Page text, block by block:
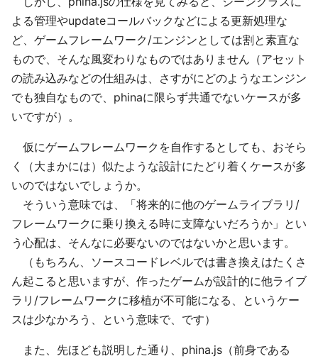
よる管理やupdateコールバックなどによる更新処理な
ど、ゲームフレームワーク/エンジンとしては割と素直な
もので、そんな風変わりなものではありません（アセット
の読み込みなどの仕組みは、さすがにどのようなエンジン
でも独自なもので、phinaに限らず共通でないケースが多
いですが）。
仮にゲームフレームワークを自作するとしても、おそら
く（大まかには）似たような設計にたどり着くケースが多
いのではないでしょうか。
そういう意味では、「将来的に他のゲームライブラリ/
フレームワークに乗り換える時に支障ないだろうか」とい
う心配は、そんなに必要ないのではないかと思います。
（もちろん、ソースコードレベルでは書き換えはたくさ
ん起こると思いますが、作ったゲームが設計的に他ライブ
ラリ/フレームワークに移植が不可能になる、というケー
スは少なかろう、という意味で、です）
また、先ほども説明した通り、phina.js（前身である